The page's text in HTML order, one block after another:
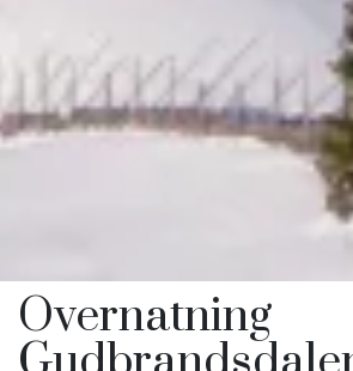
Overnatning